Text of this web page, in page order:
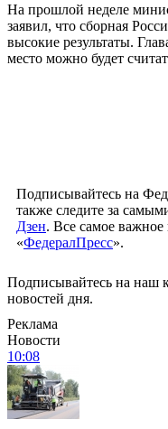
На прошлой неделе
заявил, что сборная
высокие результаты.
место можно будет
Подписывайтесь на
также следите за
Дзен. Все самое
«ФедералПресс».
Подписывайтесь на наш
новостей дня.
Реклама
Новости
10:08